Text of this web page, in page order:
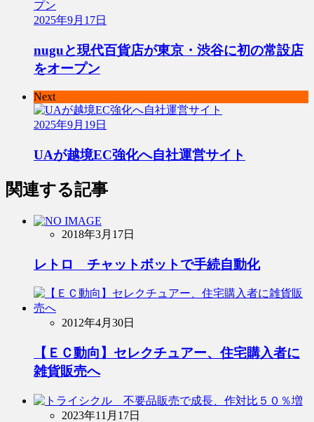
2025年9月17日
nuguと現代百貨店が東京・渋谷に初の常設店
をオープン
Next
2025年9月19日
UAが越境EC強化へ自社運営サイト
関連する記事
2018年3月17日
レトロ チャットボットで手続自動化
2012年4月30日
【ＥＣ動向】セレクチュアー、住宅購入者に
雑貨販売へ
2023年11月17日